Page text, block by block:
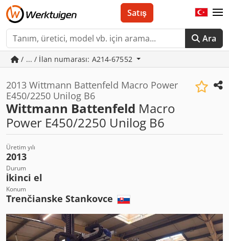
Ara
Satış
/ ... / İlan numarası: A214-67552
2013 Wittmann Battenfeld Macro Power
E450/2250 Unilog B6
Wittmann Battenfeld Macro
Power E450/2250 Unilog B6
Üretim yılı
2013
Durum
İkinci el
Konum
Trenčianske Stankovce